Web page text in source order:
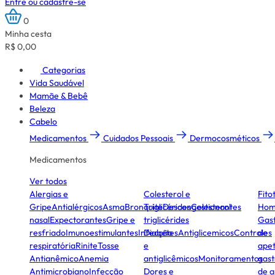
0
Minha cesta
R$ 0,00
Categorias
Vida Saudável
Mamãe & Bebê
Beleza
Cabelo
Medicamentos
Cuidados Pessoais Dermocosméticos
Medicamentos
Ver todos
Alergias e
GripeAntialérgicosAsmaBronquiteDescongestionantes
nasalExpectorantesGripe e
resfriadoImunoestimulantesInfecção
respiratóriaRiniteTosse
AntianêmicoAnemia
AntimicrobianoInfecção
Colesterol e
TriglicéridesColesterol
triglicérides
DiabetesAntiglicemicosControles
e
antiglicêmicosMonitoramentos
Dores e
de
de